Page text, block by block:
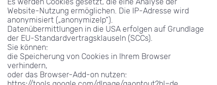
Website-Nutzung ermöglichen. Die IP-Adresse wird
anonymisiert („anonymizeIp“).
Datenübermittlungen in die USA erfolgen auf Grundlage
der EU-Standardvertragsklauseln (SCCs).
Sie können:
die Speicherung von Cookies in Ihrem Browser
verhindern,
oder das Browser-Add-on nutzen: